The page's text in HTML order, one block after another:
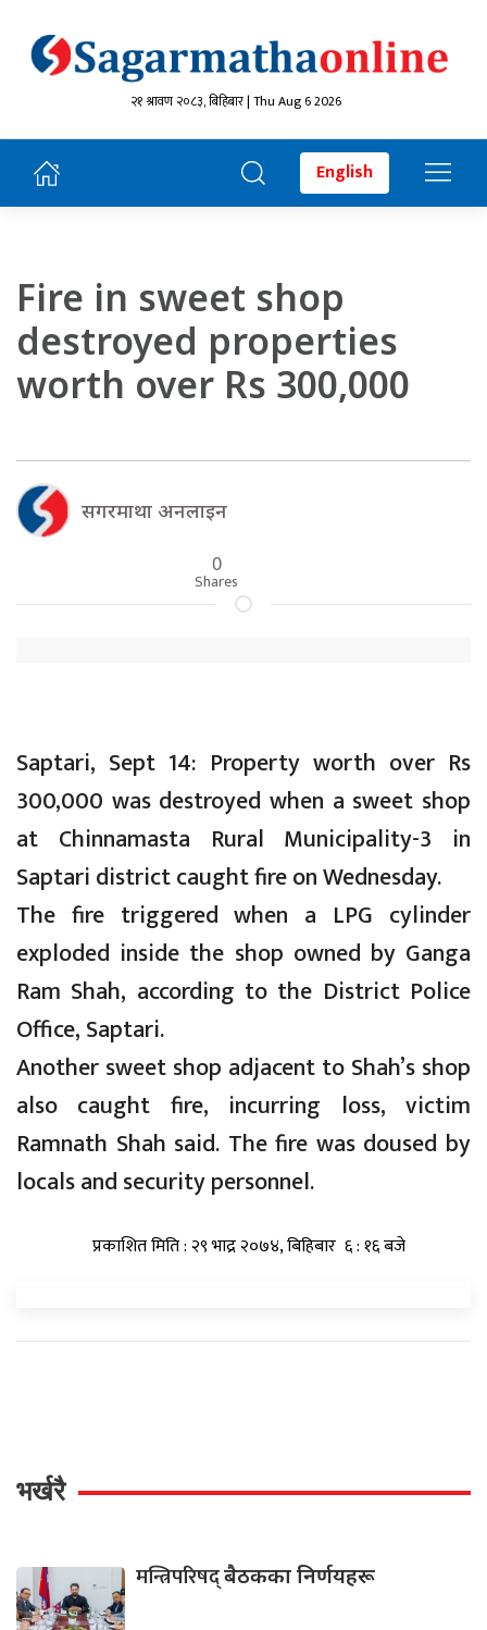
२१ श्रावण २०८३, बिहिबार | Thu Aug 6 2026
English
Fire in sweet shop
destroyed properties
worth over Rs 300,000
सगरमाथा अनलाइन
0
Shares
Saptari, Sept 14: Property worth over Rs
300,000 was destroyed when a sweet shop
at Chinnamasta Rural Municipality-3 in
Saptari district caught fire on Wednesday.
The fire triggered when a LPG cylinder
exploded inside the shop owned by Ganga
Ram Shah, according to the District Police
Office, Saptari.
Another sweet shop adjacent to Shah’s shop
also caught fire, incurring loss, victim
Ramnath Shah said. The fire was doused by
locals and security personnel.
प्रकाशित मिति : २९ भाद्र २०७४, बिहिबार ६ : १६ बजे
भर्खरै
मन्त्रिपरिषद्बैठकका निर्णयहरू